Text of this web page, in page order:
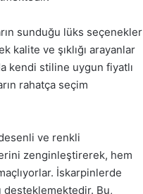
sunduğu lüks seçenekler
kalite ve şıklığı arayanlar
kendi stiline uygun fiyatlı
rahatça seçim
ve renkli
zenginleştirerek, hem
İskarpinlerde
desteklemektedir. Bu,